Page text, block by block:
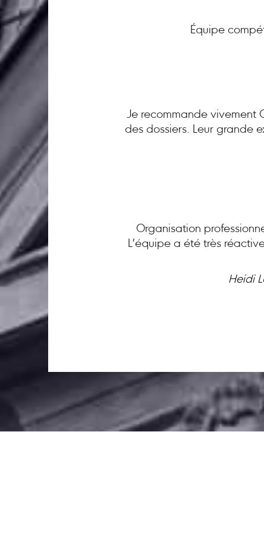
Équipe
Je recommande vivement
des dossiers. Leur grande
Organisation
L’équipe a été très
Heidi